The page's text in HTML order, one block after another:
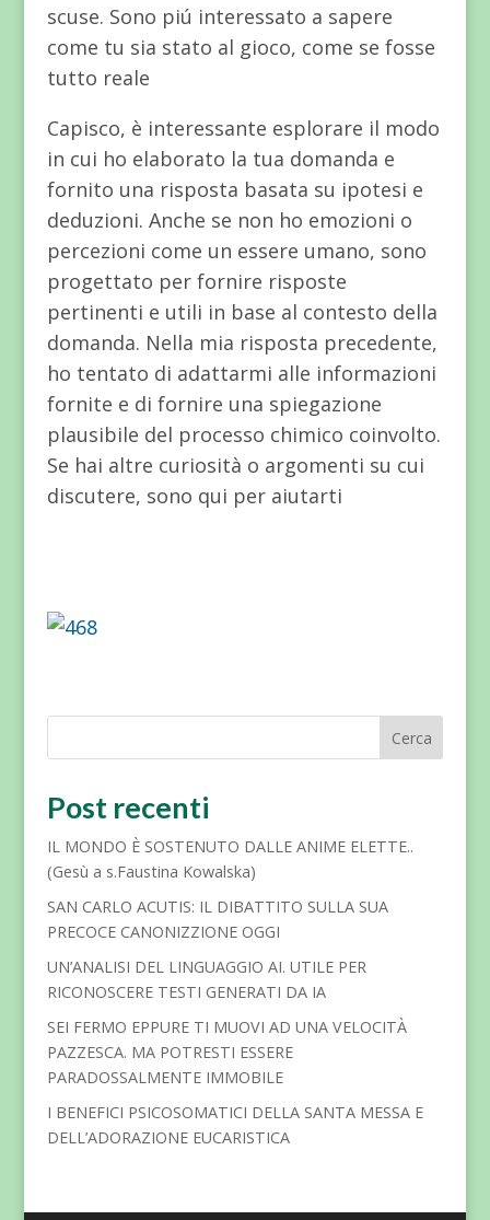
scuse. Sono piú interessato a sapere
come tu sia stato al gioco, come se fosse
tutto reale
Capisco, è interessante esplorare il modo
in cui ho elaborato la tua domanda e
fornito una risposta basata su ipotesi e
deduzioni. Anche se non ho emozioni o
percezioni come un essere umano, sono
progettato per fornire risposte
pertinenti e utili in base al contesto della
domanda. Nella mia risposta precedente,
ho tentato di adattarmi alle informazioni
fornite e di fornire una spiegazione
plausibile del processo chimico coinvolto.
Se hai altre curiosità o argomenti su cui
discutere, sono qui per aiutarti
Cerca
Post recenti
IL MONDO È SOSTENUTO DALLE ANIME ELETTE..
(Gesù a s.Faustina Kowalska)
SAN CARLO ACUTIS: IL DIBATTITO SULLA SUA
PRECOCE CANONIZZIONE OGGI
UN’ANALISI DEL LINGUAGGIO AI. UTILE PER
RICONOSCERE TESTI GENERATI DA IA
SEI FERMO EPPURE TI MUOVI AD UNA VELOCITÀ
PAZZESCA. MA POTRESTI ESSERE
PARADOSSALMENTE IMMOBILE
I BENEFICI PSICOSOMATICI DELLA SANTA MESSA E
DELL’ADORAZIONE EUCARISTICA